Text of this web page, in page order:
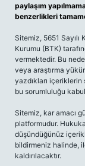
paylaşım
benzerlikleri
Sitemiz, 5651
Kurumu (BTK)
vermektedir. Bu
veya araştırma
yazdıkları
bu sorumluluğu
Sitemiz, kar amacı
platformudur.
düşündüğünüz
bildirmeniz halinde,
kaldırılacaktır.